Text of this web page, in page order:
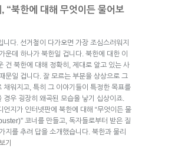
“북한에 대해 무엇이든 물어보
니다. 선거철이 다가오면 가장 조심스러워지
운데 하나가 북한일 겁니다. 북한에 대한 이
건 북한에 대해 정확히, 제대로 알고 있는 사
문일 겁니다. 잘 모르는 부분을 상상으로 그
채워지고, 특히 그 이야기들이 특정한 목표를
경우 굉장히 왜곡된 모습을 낳기 십상이죠.
언지가 인터넷판에 북한에 대해 “무엇이든 물
코너를 만들고, 독자들로부터 받은 질
지를 추려 답을 소개했습니다. 북한과 물리
기